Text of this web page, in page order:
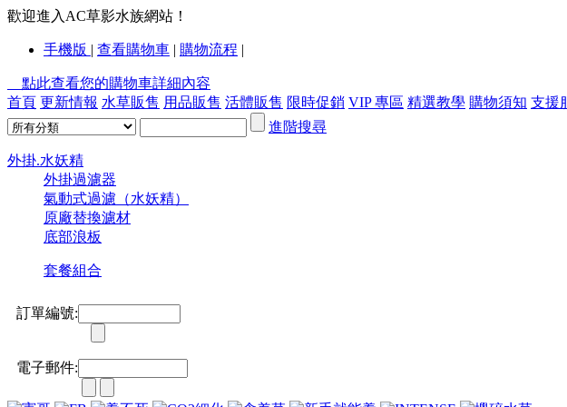
歡迎進入AC草影水族網站！
手機版 | 查看購物車 | 購物流程 |
點此查看您的購物車詳細內容
首頁 更新情報 水草販售 用品販售 活體販售 限時促銷 VIP 專區 精選教學 購物須知 支援
進階搜尋
外掛.水妖精
外掛過濾器
氣動式過濾（水妖精）
原廠替換濾材
底部浪板
套餐組合
訂單編號:
電子郵件: